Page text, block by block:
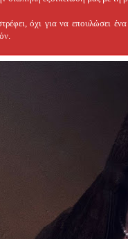
όχι για να επουλώσει